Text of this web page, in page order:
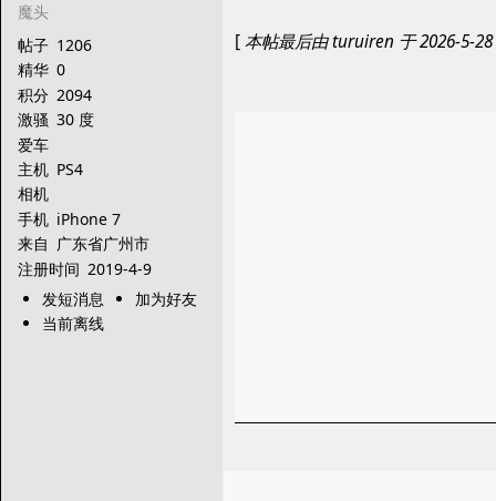
魔头
帖子 1206
精华 0
积分 2094
激骚 30 度
爱车
主机 PS4
相机
手机 iPhone 7
来自 广东省广州市
注册时间 2019-4-9
发短消息
加为好友
当前离线
[本帖最后由 turuiren 于 2026-5-